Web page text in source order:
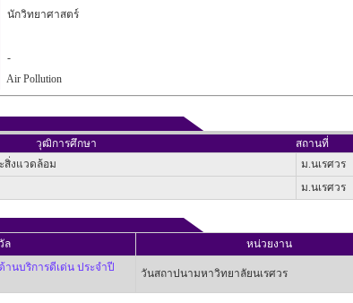
นักวิทยาศาสตร์
-
Air Pollution
วุฒิการศึกษา
สถานที่
สิ่งแวดล้อม
ม.นเรศวร
ม.นเรศวร
ล หน่วยงาน
นบริการดีเด่น ประจำปี
วันสถาปนามหาวิทยาลัยนเรศวร